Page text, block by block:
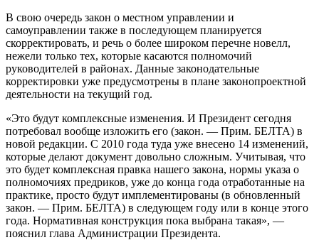
В свою очередь закон о местном управлении и
самоуправлении также в последующем планируется
скорректировать, и речь о более широком перечне новелл,
нежели только тех, которые касаются полномочий
руководителей в районах. Данные законодательные
корректировки уже предусмотрены в плане законопроектной
деятельности на текущий год.
«Это будут комплексные изменения. И Президент сегодня
потребовал вообще изложить его (закон. — Прим. БЕЛТА) в
новой редакции. С 2010 года туда уже внесено 14 изменений,
которые делают документ довольно сложным. Учитывая, что
это будет комплексная правка нашего закона, нормы указа о
полномочиях предриков, уже до конца года отработанные на
практике, просто будут имплементированы (в обновленный
закон. — Прим. БЕЛТА) в следующем году или в конце этого
года. Нормативная конструкция пока выбрана такая», —
пояснил глава Администрации Президента.